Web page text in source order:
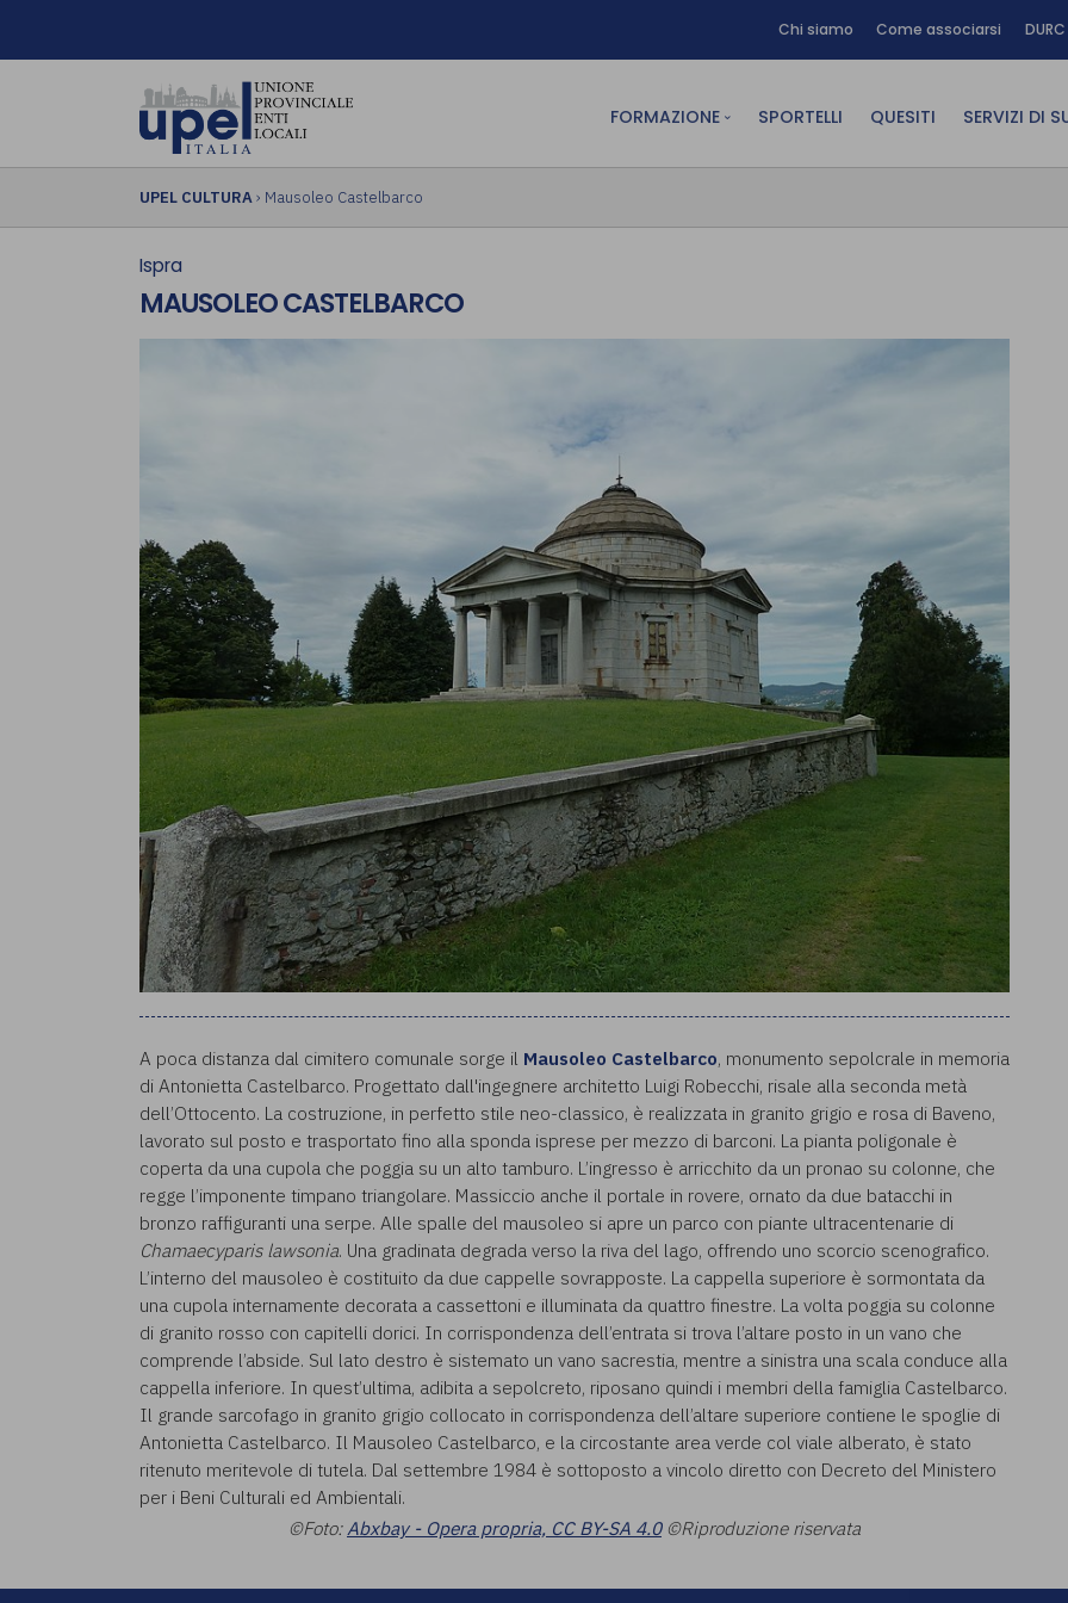
Chi siamo Come associarsi
FORMAZIONE
FAD asincrona (e-learning)
SPORTELLI QUESITI SERVIZI DI
Area
UPEL CULTURA› Mausoleo Castelbarco
Ispra
MAUSOLEO CASTELBARCO
A poca distanza dal cimitero comunale sorge il Mausoleo Castelbarco, monumento sepolcrale in memoria
di Antonietta Castelbarco. Progettato dall'ingegnere architetto Luigi Robecchi, risale alla seconda metà
dell’Ottocento. La costruzione, in perfetto stile neo-classico, è realizzata in granito grigio e rosa di Baveno,
lavorato sul posto e trasportato fino alla sponda isprese per mezzo di barconi. La pianta poligonale è
coperta da una cupola che poggia su un alto tamburo. L’ingresso è arricchito da un pronao su colonne, che
regge l’imponente timpano triangolare. Massiccio anche il portale in rovere, ornato da due batacchi in
bronzo raffiguranti una serpe. Alle spalle del mausoleo si apre un parco con piante ultracentenarie di
Chamaecyparis lawsonia. Una gradinata degrada verso la riva del lago, offrendo uno scorcio scenografico.
L’interno del mausoleo è costituito da due cappelle sovrapposte. La cappella superiore è sormontata da
una cupola internamente decorata a cassettoni e illuminata da quattro finestre. La volta poggia su colonne
di granito rosso con capitelli dorici. In corrispondenza dell’entrata si trova l’altare posto in un vano che
comprende l’abside. Sul lato destro è sistemato un vano sacrestia, mentre a sinistra una scala conduce alla
cappella inferiore. In quest’ultima, adibita a sepolcreto, riposano quindi i membri della famiglia Castelbarco.
Il grande sarcofago in granito grigio collocato in corrispondenza dell’altare superiore contiene le spoglie di
Antonietta Castelbarco. Il Mausoleo Castelbarco, e la circostante area verde col viale alberato, è stato
ritenuto meritevole di tutela. Dal settembre 1984 è sottoposto a vincolo diretto con Decreto del Ministero
per i Beni Culturali ed Ambientali.
©Foto: Abxbay - Opera propria, CC BY-SA 4.0©Riproduzione riservata